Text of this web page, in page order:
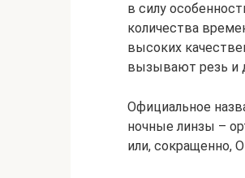
в силу
количества
высоких
вызывают резь и
Официальное
ночные линзы –
или, сокращенно,